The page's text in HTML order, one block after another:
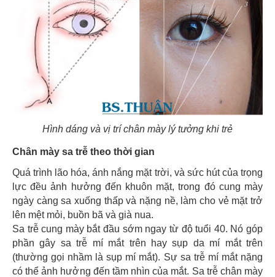
Hình dáng và vị trí chân mày lý tưởng khi trẻ
Chân mày sa trễ theo thời gian
Quá trình lão hóa, ánh nắng mặt trời, và sức hút của trọng
lực đều ảnh hưởng đến khuôn mặt, trong đó cung mày
ngày càng sa xuống thấp và nặng nề, làm cho vẻ mặt trở
lên mệt mỏi, buồn bã và già nua.
Sa trễ cung mày bắt đầu sớm ngay từ độ tuổi 40. Nó góp
phần gây sa trễ mí mắt trên hay sụp da mí mắt trên
(thường gọi nhầm là sụp mí mắt). Sự sa trễ mí mắt nặng
có thể ảnh hưởng đến tầm nhìn của mắt. Sa trễ chân mày